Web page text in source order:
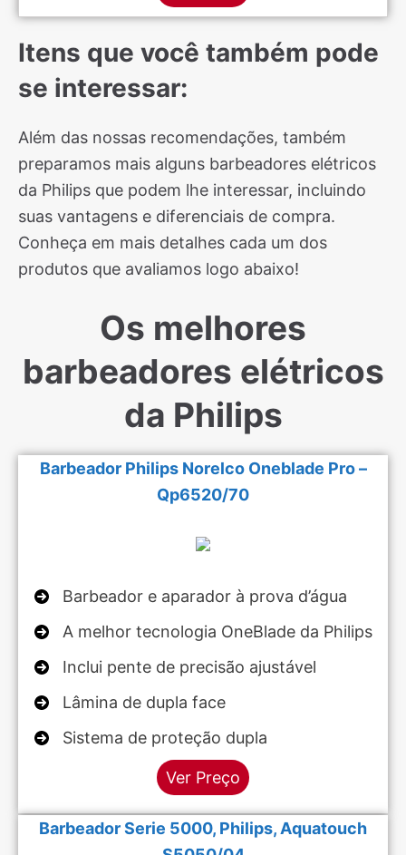
Itens que você também pode
se interessar:
Além das nossas recomendações, também
preparamos mais alguns barbeadores elétricos
da Philips que podem lhe interessar, incluindo
suas vantagens e diferenciais de compra.
Conheça em mais detalhes cada um dos
produtos que avaliamos logo abaixo!
Os melhores
barbeadores elétricos
da Philips
Barbeador Philips Norelco Oneblade Pro –
Qp6520/70
Barbeador e aparador à prova d’água
A melhor tecnologia OneBlade da Philips
Inclui pente de precisão ajustável
Lâmina de dupla face
Sistema de proteção dupla
Ver Preço
Barbeador Serie 5000, Philips, Aquatouch